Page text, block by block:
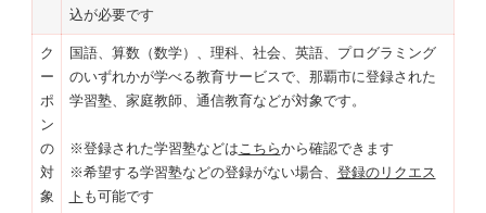
込が必要です
ク
ー
ポ
ン
の
対
象
国語、算数（数学）、理科、社会、英語、プログラミング
のいずれかが学べる教育サービスで、那覇市に登録された
学習塾、家庭教師、通信教育などが対象です。
※登録された学習塾などは こちらから確認できます
※希望する学習塾などの登録がない場合、 登録のリクエス
ト も可能です